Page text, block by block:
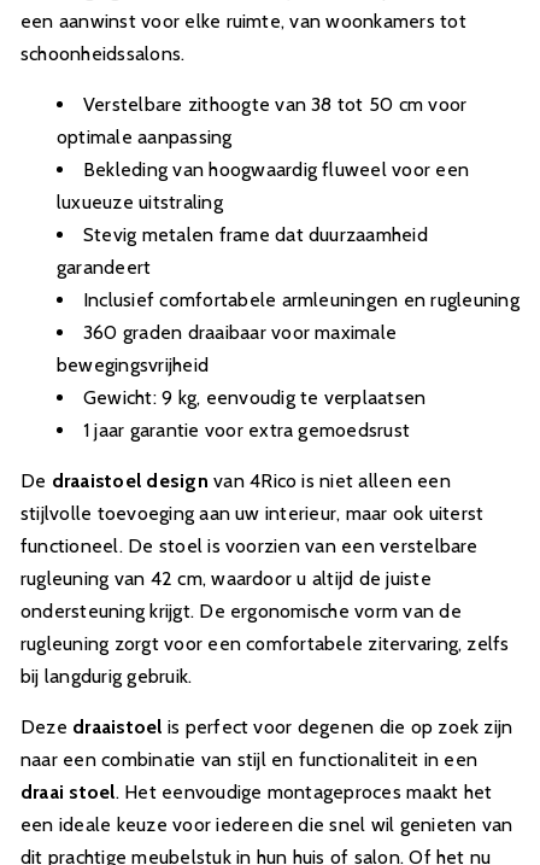
een aanwinst voor elke ruimte, van woonkamers tot
schoonheidssalons.
Verstelbare zithoogte van 38 tot 50 cm voor
optimale aanpassing
Bekleding van hoogwaardig fluweel voor een
luxueuze uitstraling
Stevig metalen frame dat duurzaamheid
garandeert
Inclusief comfortabele armleuningen en rugleuning
360 graden draaibaar voor maximale
bewegingsvrijheid
Gewicht: 9 kg, eenvoudig te verplaatsen
1 jaar garantie voor extra gemoedsrust
De draaistoel design van 4Rico is niet alleen een
stijlvolle toevoeging aan uw interieur, maar ook uiterst
functioneel. De stoel is voorzien van een verstelbare
rugleuning van 42 cm, waardoor u altijd de juiste
ondersteuning krijgt. De ergonomische vorm van de
rugleuning zorgt voor een comfortabele zitervaring, zelfs
bij langdurig gebruik.
Deze draaistoel is perfect voor degenen die op zoek zijn
naar een combinatie van stijl en functionaliteit in een
draai stoel. Het eenvoudige montageproces maakt het
een ideale keuze voor iedereen die snel wil genieten van
dit prachtige meubelstuk in hun huis of salon. Of het nu